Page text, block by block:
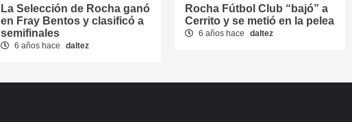
La Selección de Rocha ganó
en Fray Bentos y clasificó a
semifinales
6 años hace daltez
Rocha Fútbol Club “bajó” a
Cerrito y se metió en la pelea
6 años hace daltez